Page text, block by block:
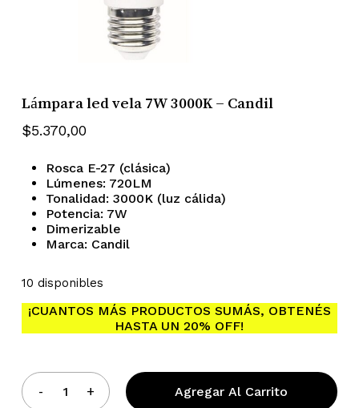
Lámpara led vela 7W 3000K – Candil
$5.370,00
Rosca E-27 (clásica)
Lúmenes: 720LM
Tonalidad: 3000K (luz cálida)
Potencia: 7W
Dimerizable
Marca: Candil
10 disponibles
¡CUANTOS MÁS PRODUCTOS SUMÁS, OBTENÉS
HASTA UN 20% OFF!
Agregar Al Carrito